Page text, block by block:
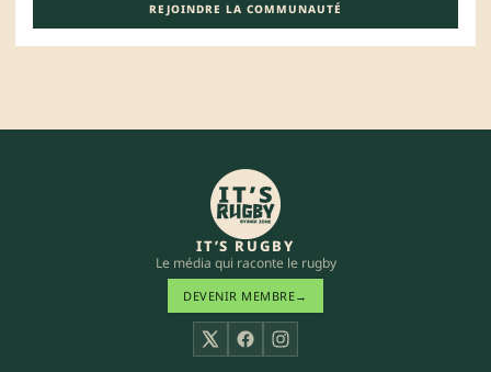
REJOINDRE LA COMMUNAUTÉ
IT’S RUGBY
Le média qui raconte le rugby
DEVENIR MEMBRE→
X FacebookInstagram